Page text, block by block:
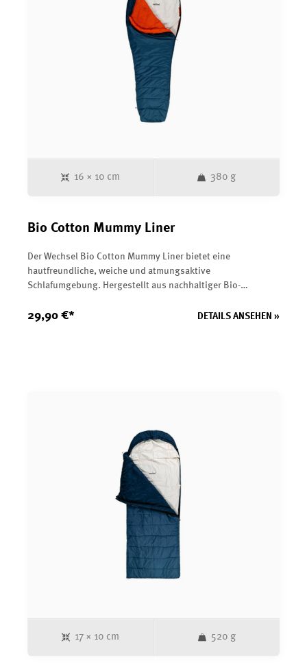
16 × 10 cm 380 g
Bio Cotton Mummy Liner
Der Wechsel Bio Cotton Mummy Liner bietet eine
hautfreundliche, weiche und atmungsaktive
Schlafumgebung. Hergestellt aus nachhaltiger Bio-
strapazierfähig und pflegeleicht.&nbsp;</p><p>Die
end="1938" data-start="1916"><strong data-end="1936"
data-start="1916">Produktmerkmale:</strong></p> <ul data-
end="2247" data-start="1939"> <li data-end="1974" data-
start="1939"> <p data-end="1974" data-
start="1941">Mumienförmiger Schlafsack Liner</p> </li> <li
data-end="2031" data-start="1975"> <p data-end="2031"
data-start="1977">Material: Bio-Baumwolle, nachhaltig
&amp; hautfreundlich</p> </li> <li data-end="2070" data-
start="2032"> <p data-end="2070" data-
start="2034">Atmungsaktiv, weich &amp; pflegeleicht</p>
</li> <li data-end="2122" data-start="2071"> <p data-
start="2125">Kompakt und leicht zu transportieren</p> </li>
29,90 €* DETAILS ANSEHEN »
17 × 10 cm 520 g